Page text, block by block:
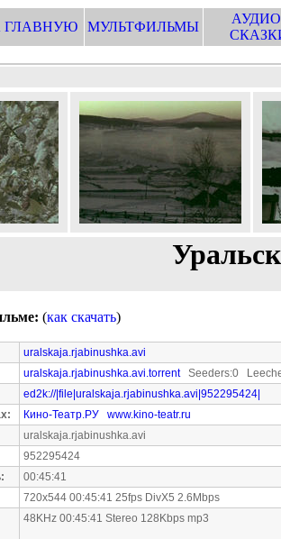
ГЛАВНУЮ МУЛЬТФИЛЬМЫ
(как скачать)
uralskaja.rjabinushka.avi
uralskaja.rjabinushka.avi.torrentSeeders:0
ed2k://|file|uralskaja.rjabinushka.avi|952295424|
Кино-Театр.РУ
www.kino-teatr.ru
uralskaja.rjabinushka.avi
952295424
00:45:41
720x544 00:45:41 25fps DivX5 2.6Mbps
48KHz 00:45:41 Stereo 128Kbps mp3